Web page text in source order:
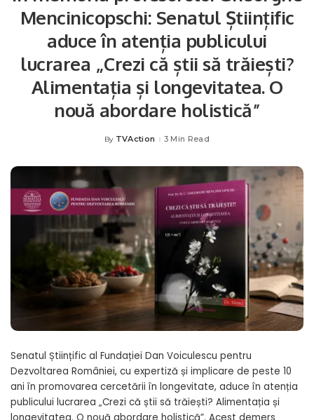
Mencinicopschi: Senatul Științific
aduce în atenția publicului
lucrarea „Crezi că știi să trăiești?
Alimentația și longevitatea. O
nouă abordare holistică”
Posted
By TVAction 3 Min Read
Senatul Științific al Fundației Dan Voiculescu pentru
Dezvoltarea României, cu expertiză și implicare de peste 10
ani în promovarea cercetării în longevitate, aduce în atenția
publicului lucrarea „Crezi că știi să trăiești? Alimentația și
longevitatea. O nouă abordare holistică”. Acest demers